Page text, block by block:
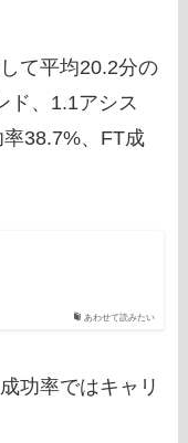
て平均20.2分の
ド、1.1アシス
率38.7%、FT成
あわせて読みたい
功率ではキャリ